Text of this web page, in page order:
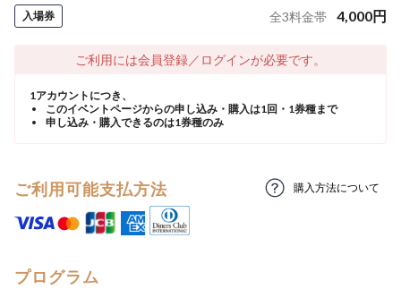
入場券 全3料金帯 4,000円
ご利用には会員登録／ログインが必要です。
1アカウントにつき、
このイベントページからの申し込み・購入は1回・1券種まで
申し込み・購入できるのは1券種のみ
ご利用可能支払方法 購入方法について
プログラム